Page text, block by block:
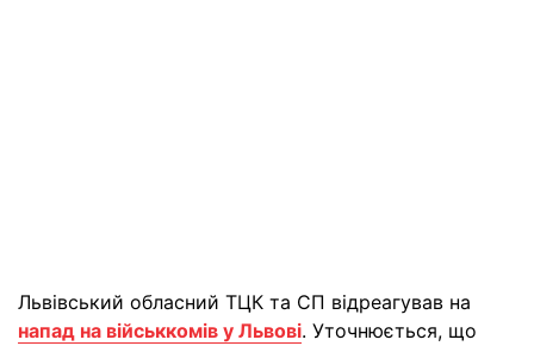
Львівський обласний ТЦК та СП відреагував на
напад на військкомів у Львові. Уточнюється, що